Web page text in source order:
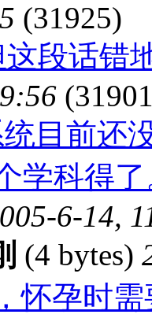
(31925)
这段话错
目前还
学科得
6-14,
(4 bytes)
怀孕时